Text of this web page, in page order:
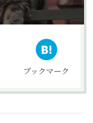
ブックマーク